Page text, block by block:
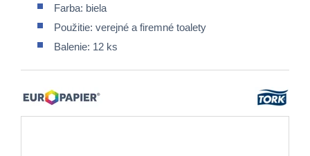
Farba: biela
Použitie: verejné a firemné toalety
Balenie: 12 ks